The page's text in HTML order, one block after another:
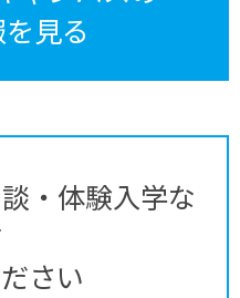
見る
・体験入学な
さい